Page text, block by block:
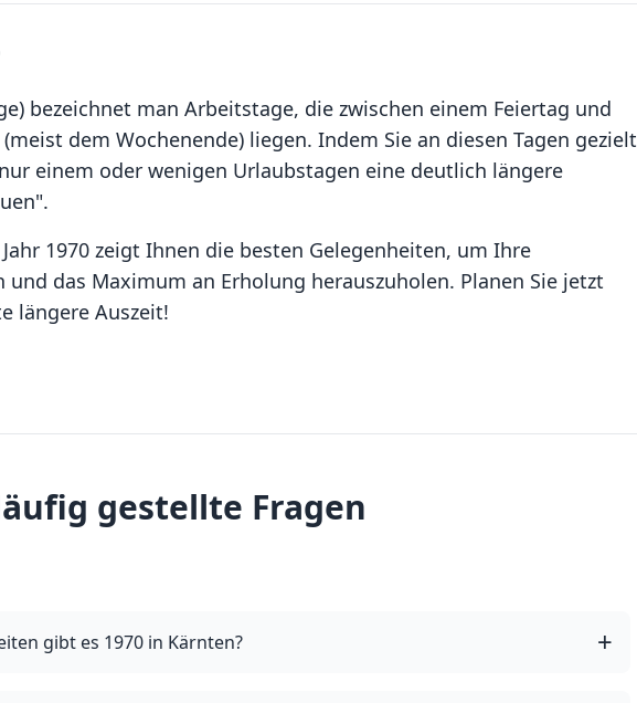
bezeichnet man Arbeitstage, die zwischen einem Feiertag und
dem Wochenende) liegen. Indem Sie an diesen Tagen gezielt
einem oder wenigen Urlaubstagen eine deutlich längere
1970 zeigt Ihnen die besten Gelegenheiten, um Ihre
das Maximum an Erholung herauszuholen. Planen Sie jetzt
längere Auszeit!
gestellte Fragen
gibt es 1970 in Kärnten?